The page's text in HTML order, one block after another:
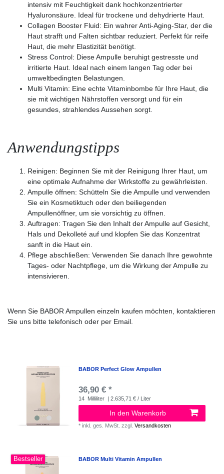
intensiv mit Feuchtigkeit dank hochkonzentrierter
Hyaluronsäure. Ideal für trockene und dehydrierte Haut.
Collagen Booster Fluid: Ein wahrer Anti-Aging-Star, der die
Haut strafft und Falten sichtbar reduziert. Perfekt für reife
Haut, die mehr Elastizität benötigt.
Stress Control: Diese Ampulle beruhigt gestresste und
irritierte Haut. Ideal nach einem langen Tag oder bei
umweltbedingten Belastungen.
Multi Vitamin: Eine echte Vitaminbombe für Ihre Haut, die
sie mit wichtigen Nährstoffen versorgt und für ein
gesundes, strahlendes Aussehen sorgt.
Anwendungstipps
Reinigen: Beginnen Sie mit der Reinigung Ihrer Haut, um
eine optimale Aufnahme der Wirkstoffe zu gewährleisten.
Ampulle öffnen: Schütteln Sie die Ampulle und verwenden
Sie ein Kosmetiktuch oder den beiliegenden
Ampullenöffner, um sie vorsichtig zu öffnen.
Auftragen: Tragen Sie den Inhalt der Ampulle auf Gesicht,
Hals und Dekolleté auf und klopfen Sie das Konzentrat
sanft in die Haut ein.
Pflege abschließen: Verwenden Sie danach Ihre gewohnte
Tages- oder Nachtpflege, um die Wirkung der Ampulle zu
intensivieren.
Wenn Sie BABOR Ampullen einzeln kaufen möchten, kontaktieren
Sie uns bitte telefonisch oder per Email.
BABOR Perfect Glow Ampullen
36,90 € *
14 Milliliter | 2.635,71 € / Liter
In den Warenkorb
*inkl. ges. MwSt. zzgl.Versandkosten
Bestseller BABOR Multi Vitamin Ampullen